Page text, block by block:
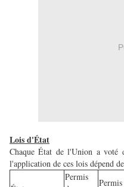
Lois d'État
Chaque État de l'Union a voté
l'application de ces lois dépend
Permis
Permis